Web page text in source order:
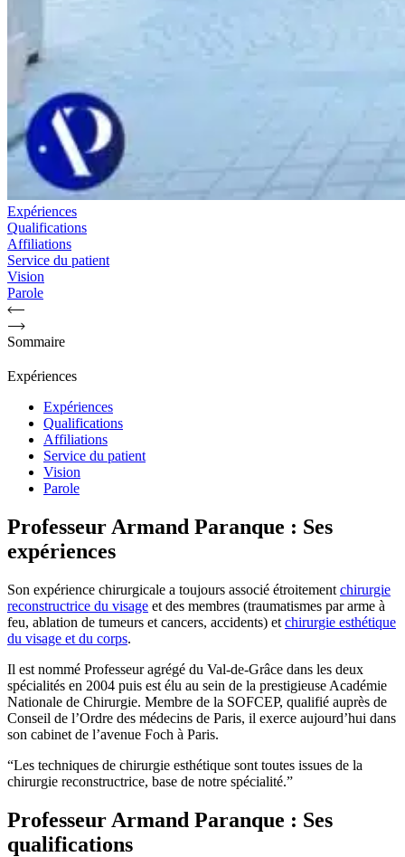
Expériences
Qualifications
Affiliations
Service du patient
Vision
Parole
Sommaire
Expériences
Expériences
Qualifications
Affiliations
Service du patient
Vision
Parole
Professeur Armand Paranque : Ses
expériences
Son expérience chirurgicale a toujours associé étroitement chirurgie
reconstructrice du visage et des membres (traumatismes par arme à
feu, ablation de tumeurs et cancers, accidents) et chirurgie esthétique
du visage et du corps.
Il est nommé Professeur agrégé du Val-de-Grâce dans les deux
spécialités en 2004 puis est élu au sein de la prestigieuse Académie
Nationale de Chirurgie. Membre de la SOFCEP, qualifié auprès de
Conseil de l’Ordre des médecins de Paris, il exerce aujourd’hui dans
son cabinet de l’avenue Foch à Paris.
“Les techniques de chirurgie esthétique sont toutes issues de la
chirurgie reconstructrice, base de notre spécialité.”
Professeur Armand Paranque : Ses
qualifications